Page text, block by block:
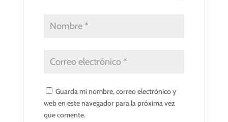
Guarda mi nombre, correo electrónico y
web en este navegador para la próxima vez
que comente.